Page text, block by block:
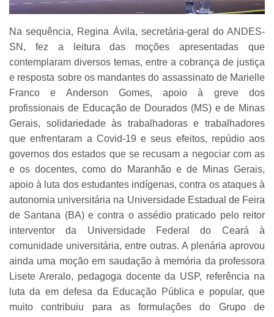
Na sequência, Regina Ávila, secretária-geral do ANDES-
SN, fez a leitura das moções apresentadas que
contemplaram diversos temas, entre a cobrança de justiça
e resposta sobre os mandantes do assassinato de Marielle
Franco e Anderson Gomes, apoio à greve dos
profissionais de Educação de Dourados (MS) e de Minas
Gerais, solidariedade às trabalhadoras e trabalhadores
que enfrentaram a Covid-19 e seus efeitos, repúdio aos
governos dos estados que se recusam a negociar com as
e os docentes, como do Maranhão e de Minas Gerais,
apoio à luta dos estudantes indígenas, contra os ataques à
autonomia universitária na Universidade Estadual de Feira
de Santana (BA) e contra o assédio praticado pelo reitor
interventor da Universidade Federal do Ceará à
comunidade universitária, entre outras. A plenária aprovou
ainda uma moção em saudação à memória da professora
Lisete Areralo, pedagoga docente da USP, referência na
luta da em defesa da Educação Pública e popular, que
muito contribuiu para as formulações do Grupo de